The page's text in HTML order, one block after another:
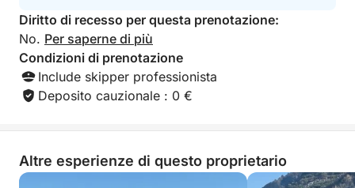
Smeraldo" o in un altro locale a tua scelta sulla
costa. Vivi un'esperienza completa, perfetta per chi
cerca relax, avventura e la bellezza senza tempo
della Costiera Amalfitana
Diritto di recesso per questa prenotazione:
No. Per saperne di più
Condizioni di prenotazione
Include skipper professionista
Deposito cauzionale : 0 €
Altre esperienze di questo proprietario